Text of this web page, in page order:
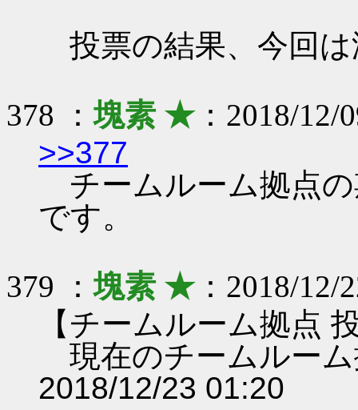
投票の結果、今回
378 ：塊素 ★：2018/12/
>>377
チームルーム拠点
です。
379 ：塊素 ★：2018/12/
【チームルーム拠点
現在のチームルー
2018/12/23 01:20